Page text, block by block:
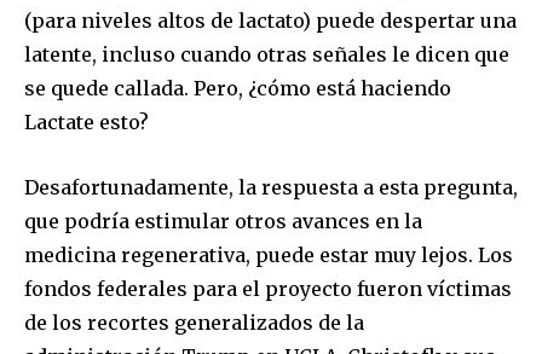
(para niveles altos de lactato) puede despertar una
latente, incluso cuando otras señales le dicen que
se quede callada. Pero, ¿cómo está haciendo
Lactate esto?
Desafortunadamente, la respuesta a esta pregunta,
que podría estimular otros avances en la
medicina regenerativa, puede estar muy lejos. Los
fondos federales para el proyecto fueron víctimas
de los recortes generalizados de la